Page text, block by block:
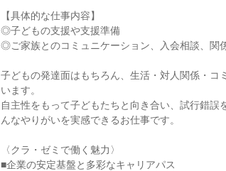
【具体的な仕事内容】
◎子どもの支援や支援準備
◎ご家族とのコミュニケーション、入会相談、関
子どもの発達面はもちろん、生活・対人関係・
います。
自主性をもって子どもたちと向き合い、試行錯
んなやりがいを実感できるお仕事です。
〈クラ・ゼミで働く魅力〉
■企業の安定基盤と多彩なキャリアパス